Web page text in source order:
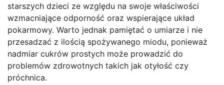
starszych dzieci ze względu na swoje właściwości
wzmacniające odporność oraz wspierające układ
pokarmowy. Warto jednak pamiętać o umiarze i nie
przesadzać z ilością spożywanego miodu, ponieważ
nadmiar cukrów prostych może prowadzić do
problemów zdrowotnych takich jak otyłość czy
próchnica.